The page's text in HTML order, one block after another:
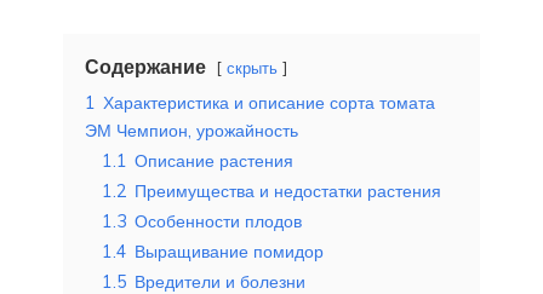
Содержание скрыть
1 Характеристика и описание сорта томата
ЭМ Чемпион, урожайность
1.1 Описание растения
1.2 Преимущества и недостатки растения
1.3 Особенности плодов
1.4 Выращивание помидор
1.5 Вредители и болезни